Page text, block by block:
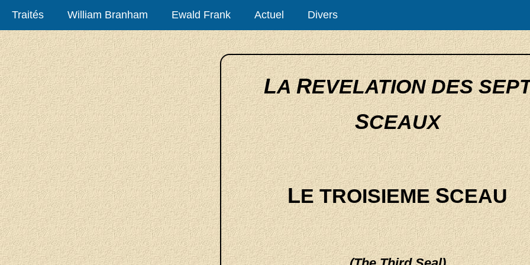
Traités William Branham Ewald Frank Actuel Divers
LAREVELATION DES
SCEAUX
LE TROISIEMESCEAU